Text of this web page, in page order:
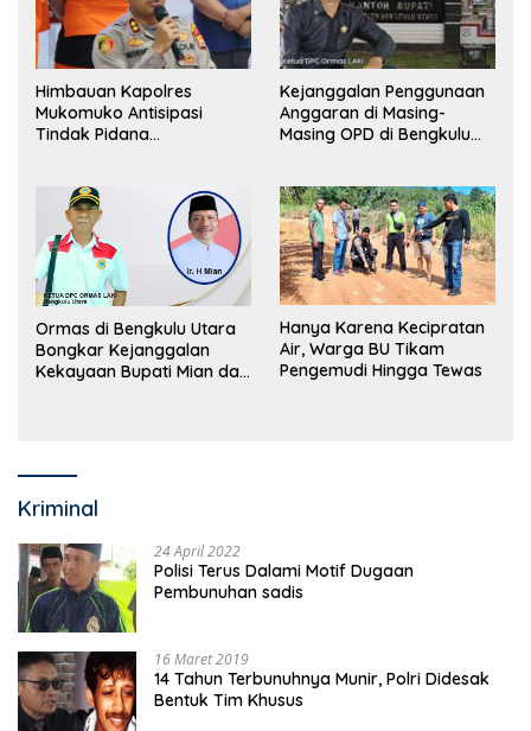
Himbauan Kapolres
Mukomuko Antisipasi
Tindak Pidana
Kejanggalan Penggunaan
Anggaran di Masing-
Masing OPD di Bengkulu
Ormas di Bengkulu Utara
Bongkar Kejanggalan
Kekayaan Bupati Mian dan
Hanya Karena Kecipratan
Air, Warga BU Tikam
Pengemudi Hingga Tewas
Kriminal
24 April 2022
Polisi Terus Dalami Motif Dugaan
Pembunuhan sadis
16 Maret 2019
14 Tahun Terbunuhnya Munir, Polri Didesak
Bentuk Tim Khusus